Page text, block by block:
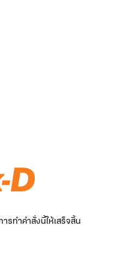
รทำคำสั่งนี้ให้เสร็จสิ้น